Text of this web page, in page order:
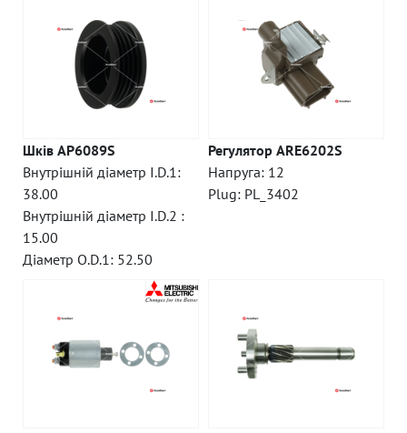
Шків AP6089S
Внутрішній діаметр I.D.1:
38.00
Внутрішній діаметр I.D.2 :
15.00
Діаметр O.D.1: 52.50
Регулятор ARE6202S
Напруга: 12
Plug: PL_3402